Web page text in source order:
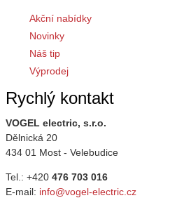
Akční nabídky
Novinky
Náš tip
Výprodej
Rychlý kontakt
VOGEL electric, s.r.o.
Dělnická 20
434 01 Most - Velebudice
Tel.: +420 476 703 016
E-mail: info@vogel-electric.cz